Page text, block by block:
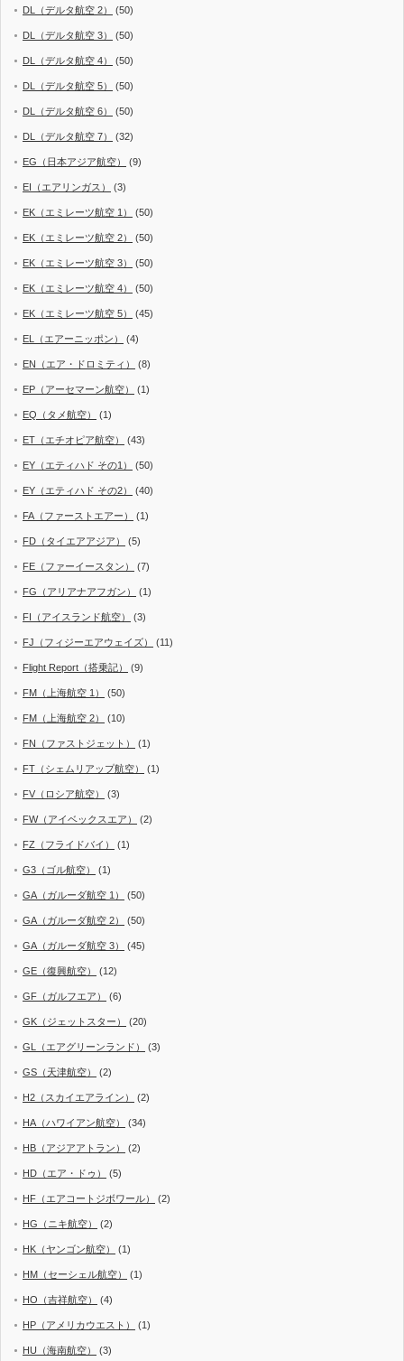
DL（デルタ航空 2） (50)
DL（デルタ航空 3） (50)
DL（デルタ航空 4） (50)
DL（デルタ航空 5） (50)
DL（デルタ航空 6） (50)
DL（デルタ航空 7） (32)
EG（日本アジア航空） (9)
EI（エアリンガス） (3)
EK（エミレーツ航空 1） (50)
EK（エミレーツ航空 2） (50)
EK（エミレーツ航空 3） (50)
EK（エミレーツ航空 4） (50)
EK（エミレーツ航空 5） (45)
EL（エアーニッポン） (4)
EN（エア・ドロミティ） (8)
EP（アーセマーン航空） (1)
EQ（タメ航空） (1)
ET（エチオピア航空） (43)
EY（エティハド その1） (50)
EY（エティハド その2） (40)
FA（ファーストエアー） (1)
FD（タイエアアジア） (5)
FE（ファーイースタン） (7)
FG（アリアナアフガン） (1)
FI（アイスランド航空） (3)
FJ（フィジーエアウェイズ） (11)
Flight Report（搭乗記） (9)
FM（上海航空 1） (50)
FM（上海航空 2） (10)
FN（ファストジェット） (1)
FT（シェムリアップ航空） (1)
FV（ロシア航空） (3)
FW（アイベックスエア） (2)
FZ（フライドバイ） (1)
G3（ゴル航空） (1)
GA（ガルーダ航空 1） (50)
GA（ガルーダ航空 2） (50)
GA（ガルーダ航空 3） (45)
GE（復興航空） (12)
GF（ガルフエア） (6)
GK（ジェットスター） (20)
GL（エアグリーンランド） (3)
GS（天津航空） (2)
H2（スカイエアライン） (2)
HA（ハワイアン航空） (34)
HB（アジアアトラン） (2)
HD（エア・ドゥ） (5)
HF（エアコートジボワール） (2)
HG（ニキ航空） (2)
HK（ヤンゴン航空） (1)
HM（セーシェル航空） (1)
HO（吉祥航空） (4)
HP（アメリカウエスト） (1)
HU（海南航空） (3)